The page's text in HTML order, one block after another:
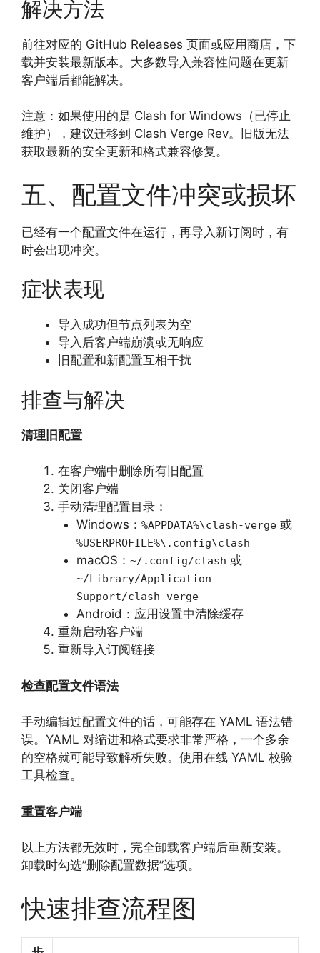
解决方法
前往对应的 GitHub Releases 页面或应用商店，下
载并安装最新版本。大多数导入兼容性问题在更新
客户端后都能解决。
注意：如果使用的是 Clash for Windows（已停止
维护），建议迁移到 Clash Verge Rev。旧版无法
获取最新的安全更新和格式兼容修复。
五、配置文件冲突或损坏
已经有一个配置文件在运行，再导入新订阅时，有
时会出现冲突。
症状表现
导入成功但节点列表为空
导入后客户端崩溃或无响应
旧配置和新配置互相干扰
排查与解决
清理旧配置
在客户端中删除所有旧配置
关闭客户端
手动清理配置目录：
Windows： %APPDATA%\clash-verge或
%USERPROFILE%\.config\clash
macOS： ~/.config/clash 或
~/Library/Application
Support/clash-verge
Android：应用设置中清除缓存
重新启动客户端
重新导入订阅链接
检查配置文件语法
手动编辑过配置文件的话，可能存在 YAML 语法错
误。YAML 对缩进和格式要求非常严格，一个多余
的空格就可能导致解析失败。使用在线 YAML 校验
工具检查。
重置客户端
以上方法都无效时，完全卸载客户端后重新安装。
卸载时勾选”删除配置数据”选项。
快速排查流程图